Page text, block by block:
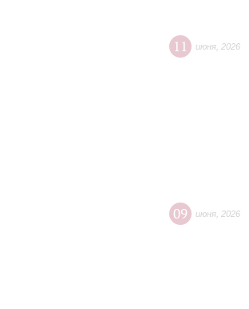
11 июня 2026
09 июня 2026